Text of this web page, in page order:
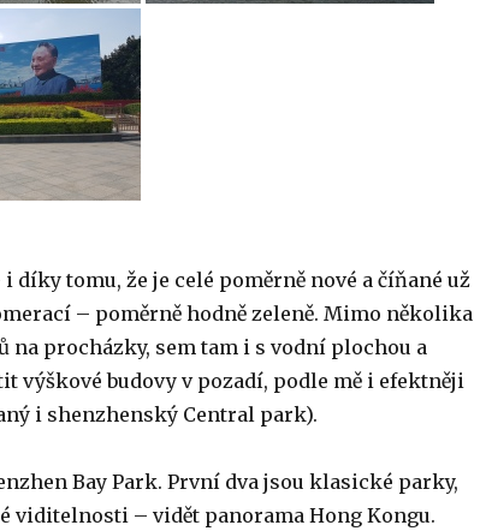
tomu, že je celé poměrně nové a číňané už
– poměrně hodně zeleně. Mimo několika
procházky, sem tam i s vodní plochou a
výškové budovy v pozadí, podle mě i efektněji
i shenzhenský Central park).
Bay Park. První dva jsou klasické parky,
viditelnosti – vidět panorama Hong Kongu.